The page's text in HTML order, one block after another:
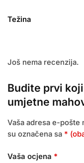
Težina
Još nema recenzija.
Budite prvi
umjetne
Vaša adresa e-
su označena sa *
Vaša ocjena *